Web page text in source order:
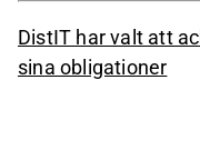
DistIT har valt att
sina obligationer